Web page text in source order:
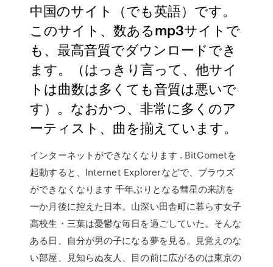
中国のサイト（でも英語）です。
このサイト、数あるmp3サイトで
も、最高音質でダウンロードでき
ます。（はっきり言って、他サイ
トは曲数は多くても音質は悪いで
す）。なおかつ、非常に多くのア
ーティスト、曲を揃えています。
インターネットができなくなります . BitCometを
起動すると、Internet Explorerなどで、ブラウズ
ができなくなります 千年ぶりとなる彗星の来訪を
一か月後に控えた日本。山深い田舎町に暮らす女子
高校生・三葉は憂鬱な毎日を過ごしていた。そんな
ある日、自分が男の子になる夢を見る。見覚えのな
い部屋、見知らぬ友人、目の前に広がるのは東京の